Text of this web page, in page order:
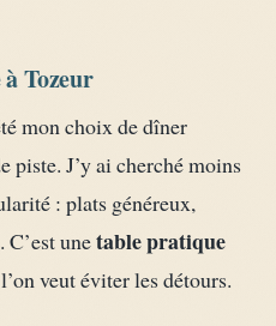
Tozeur
mon choix de dîner
piste. J’y ai cherché moins
: plats généreux,
unetable pratique
veut éviter les détours.